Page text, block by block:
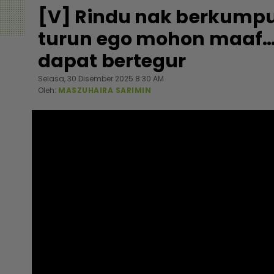
[V] Rindu nak
turun ego mohon
dapat bertegur
Selasa, 30 Disember 2025 8:30 AM
Oleh: MASZUHAIRA SARIMIN